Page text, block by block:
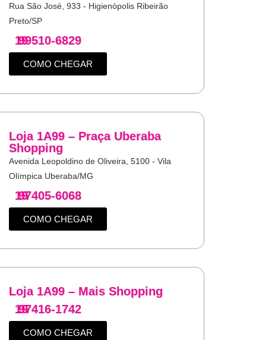
Rua São José, 933 - Higienópolis Ribeirão
Preto/SP
19
99510-6829
COMO CHEGAR
Loja 1A99 – Praça Uberaba
Shopping
Avenida Leopoldino de Oliveira, 5100 - Vila
Olímpica Uberaba/MG
19
97405-6068
COMO CHEGAR
Loja 1A99 – Mais Shopping
19
97416-1742
COMO CHEGAR